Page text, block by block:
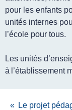
pour les enfants
unités internes
l’école pour tous.
Les unités
à l’établissement
« Le projet